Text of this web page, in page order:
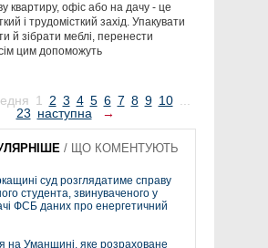
квартиру, офіс або на дачу - це
і трудомісткий захід. Упакувати
й зібрати меблі, перенести
цим допоможуть
1 2 3 4 5 6 7 8 9 10 ...
23 наступна →
/ ЩО КОМЕНТУЮТЬ
суд розглядатиме справу
студента, звинуваченого у
ФСБ даних про енергетичний
на Уманщині, яке розраховане